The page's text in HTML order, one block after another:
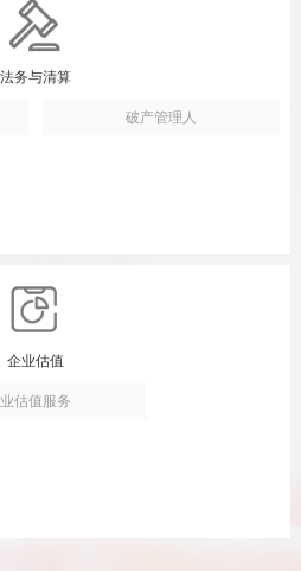
法务与清算
破产管理人
企业估值
估值服务